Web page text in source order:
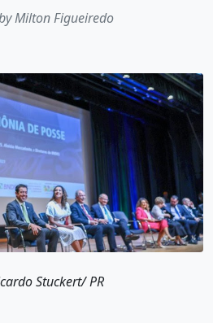
Milton Figueiredo
Stuckert/ PR